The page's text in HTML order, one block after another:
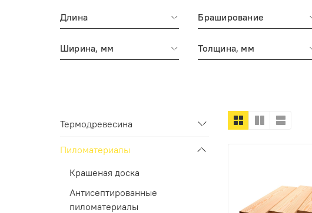
Длина Браширование
Ширина, мм Толщина, мм
Термодревесина
Пиломатериалы
Крашеная доска
Антисептированные
пиломатериалы